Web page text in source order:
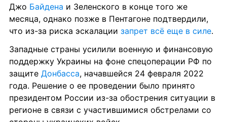
Джо Байдена и Зеленского в конце того же
месяца, однако позже в Пентагоне подтвердили,
что из-за риска эскалации запрет всё еще в силе.
Западные страны усилили военную и финансовую
поддержку Украины на фоне спецоперации РФ по
защите Донбасса, начавшейся 24 февраля 2022
года. Решение о ее проведении было принято
президентом России из-за обострения ситуации в
регионе в связи с участившимися обстрелами со